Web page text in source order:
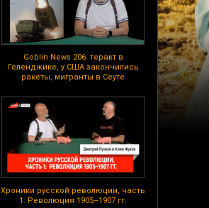
Goblin News 206: теракт в
Геленджике, у США закончились
ракеты, мигранты в Сеуте
Хроники русской революции, часть
1: Революция 1905–1907 гг.